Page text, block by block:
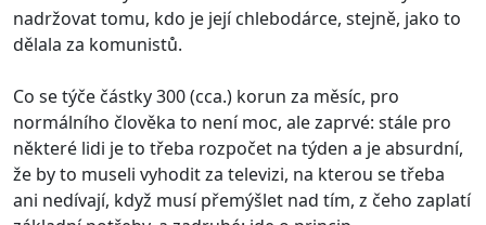
nadržovat tomu, kdo je její chlebodárce, stejně, jako to
dělala za komunistů.
Co se týče částky 300 (cca.) korun za měsíc, pro
normálního člověka to není moc, ale zaprvé: stále pro
některé lidi je to třeba rozpočet na týden a je absurdní,
že by to museli vyhodit za televizi, na kterou se třeba
ani nedívají, když musí přemýšlet nad tím, z čeho zaplatí